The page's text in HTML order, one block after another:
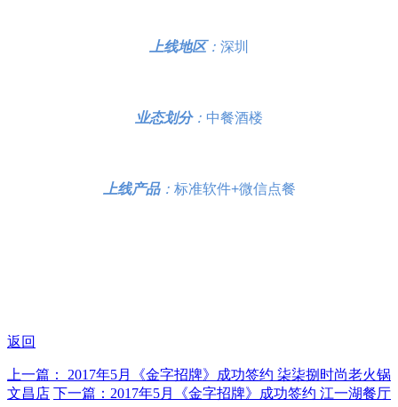
上线地区： 深圳
业态划分： 中餐酒楼
上线产品： 标准软件+微信点餐
返回
上一篇： 2017年5月《金字招牌》成功签约 柒柒捌时尚老火锅
文昌店 下一篇：2017年5月《金字招牌》成功签约 江一湖餐厅